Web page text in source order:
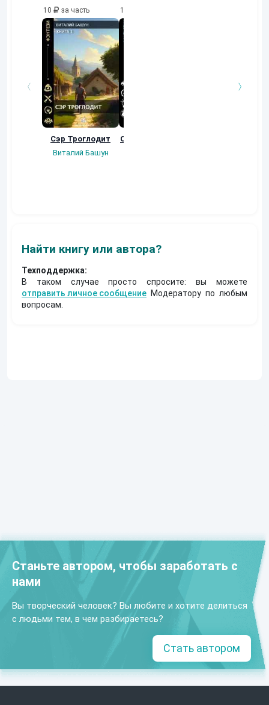
10 за часть
Сэр Троглодит
Виталий Башун
10
Осколки прошлого
Найти книгу или автора?
Техподдержка:
В таком случае просто спросите: вы можете
отправить личное сообщение Модератору по любым
вопросам.
Станьте автором, чтобы заработать с
нами
Вы творческий человек? Вы любите и хотите делиться
с людьми тем, в чем разбираетесь?
Стать автором